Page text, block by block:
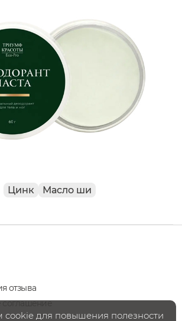
Цинк Масло ши
отзыва
соглашение
cookie для повышения полезности